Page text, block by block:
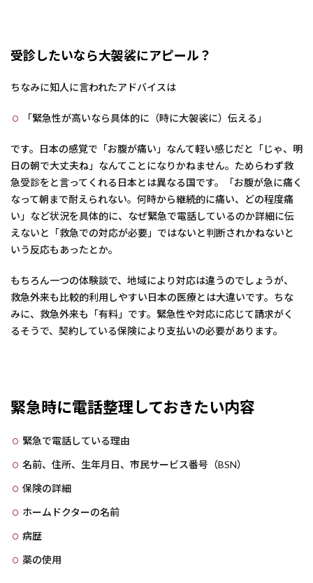
受診したいなら大袈裟にアピール？
ちなみに知人に言われたアドバイスは
「緊急性が高いなら具体的に（時に大袈裟に）伝える」
です。日本の感覚で「お腹が痛い」なんて軽い感じだと「じゃ、明
日の朝で大丈夫ね」なんてことになりかねません。ためらわず救
急受診をと言ってくれる日本とは異なる国です。「お腹が急に痛く
なって朝まで耐えられない。何時から継続的に痛い、どの程度痛
い」など状況を具体的に、なぜ緊急で電話しているのか詳細に伝
えないと「救急での対応が必要」ではないと判断されかねないと
いう反応もあったとか。
もちろん一つの体験談で、地域により対応は違うのでしょうが、
救急外来も比較的利用しやすい日本の医療とは大違いです。ちな
みに、救急外来も「有料」です。緊急性や対応に応じて請求がく
るそうで、契約している保険により支払いの必要があります。
緊急時に電話整理しておきたい内容
緊急で電話している理由
名前、住所、生年月日、市民サービス番号（BSN）
保険の詳細
ホームドクターの名前
病歴
薬の使用